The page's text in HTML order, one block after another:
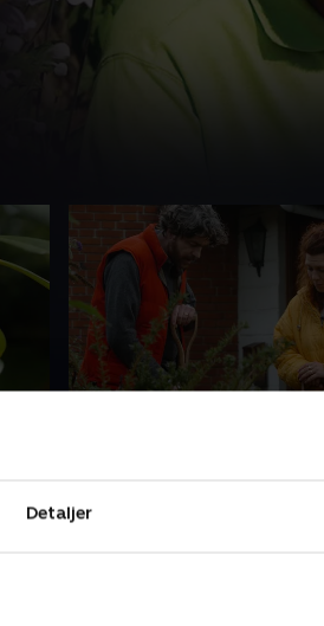
Detaljerderes to børn. De er i tvivl